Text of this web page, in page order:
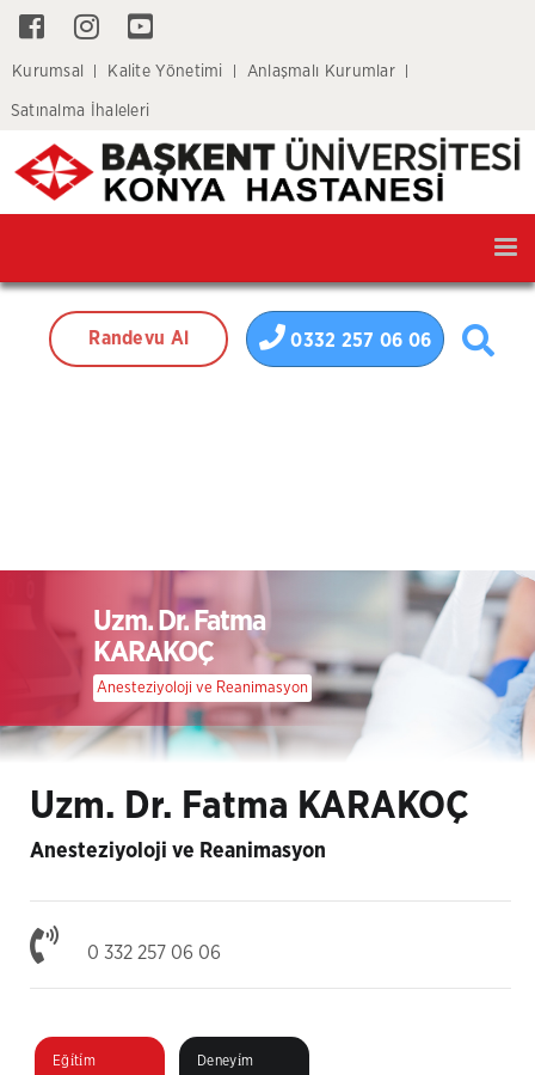
Kurumsal Kalite Yönetimi Anlaşmalı Kurumlar
Satınalma İhaleleri
Randevu Al 0332 257 06 06
Uzm. Dr. Fatma
KARAKOÇ
Anesteziyoloji ve Reanimasyon
Uzm. Dr. Fatma KARAKOÇ
Anesteziyoloji ve Reanimasyon
0 332 257 06 06
Eği̇ti̇m Deneyi̇m